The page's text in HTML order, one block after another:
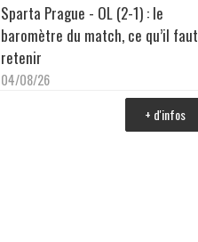
Sparta Prague - OL (2-1) : le
baromètre du match, ce qu’il faut
retenir
04/08/26
+ d'infos